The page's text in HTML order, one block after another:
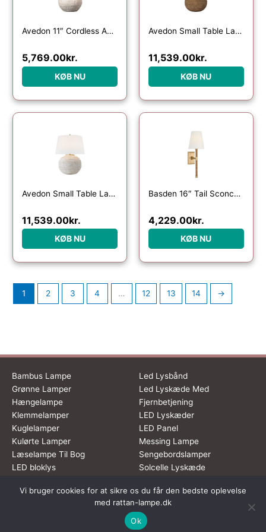
Avedon 11″ Cordless Accent Lamp White Rattan
5,769.00kr.
KØB NU
Avedon Small Table Lamp Natural Rattan
11,539.00kr.
KØB NU
Avedon Small Table Lamp White Rattan
11,539.00kr.
KØB NU
Basden 16″ Tail Sconce Antique-Burnished Brass/Natural Rattan
4,229.00kr.
KØB NU
1 2 3 4 … 12 13 14 →
Bambus Lampe
Grønne Lamper
Hængelampe
Klemmelamper
Kuglelamper
Kulørte Lamper
Læselampe Til Bog
LED bloklys
Led Lysbånd
Led Lyskæde Med
Fjernbetjening
LED Lyskæder
LED Panel
Messing Lampe
Sengebordslamper
Solcelle Lyskæde
Dette medie ejes og drives af Tropic Traffic LLC-FZ | The Meydan
Hotel, Grandstand, 6th floor, Nad Al Sheba | Dubai | UAE
Copyright © 2026 Rattan Lampe | All rights reserved
Vi bruger cookies for at sikre os du får den bedste oplevelse
med rattan-lampe.dk
Ok